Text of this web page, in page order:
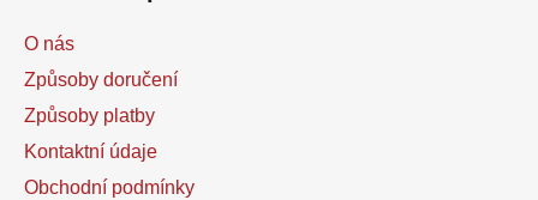
O nás
Způsoby doručení
Způsoby platby
Kontaktní údaje
Obchodní podmínky